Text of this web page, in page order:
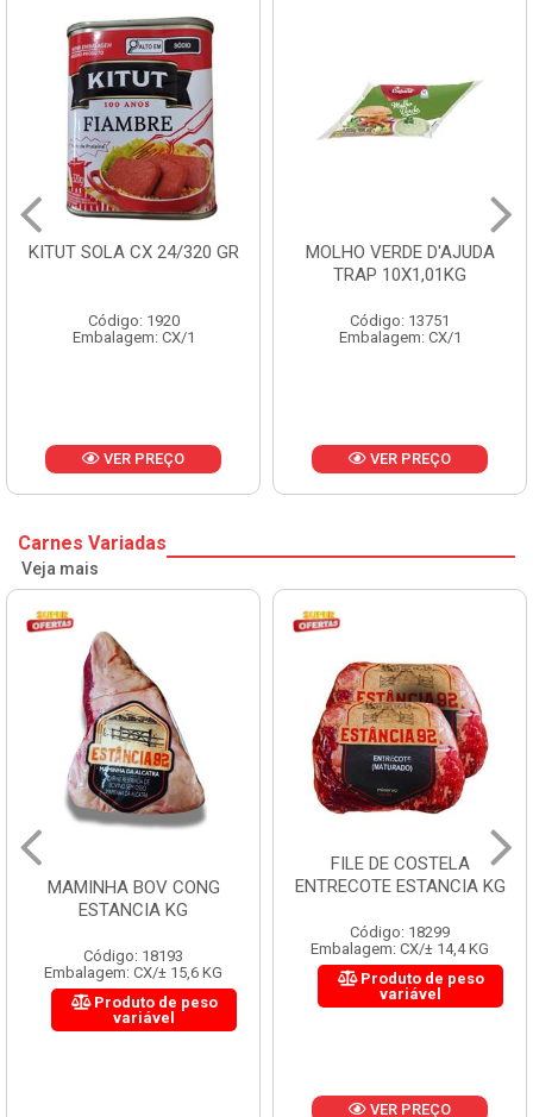
CX 24/320 GR
Código: 1920
CX/1
VER PREÇO
MOLHO VERDE D'AJUDA
TRAP 10X1,01KG
Código: 13751
Embalagem: CX/1
VER PREÇO
Carnes Variadas
Veja mais
MAMINHA BOV CONG
ESTANCIA KG
Código: 18193
Embalagem: CX/± 15,6 KG
Produto de peso
variável
FILE DE COSTELA
ENTRECOTE ESTANCIA KG
Código: 18299
Embalagem: CX/± 14,4 KG
Produto de peso
variável
VER PREÇO